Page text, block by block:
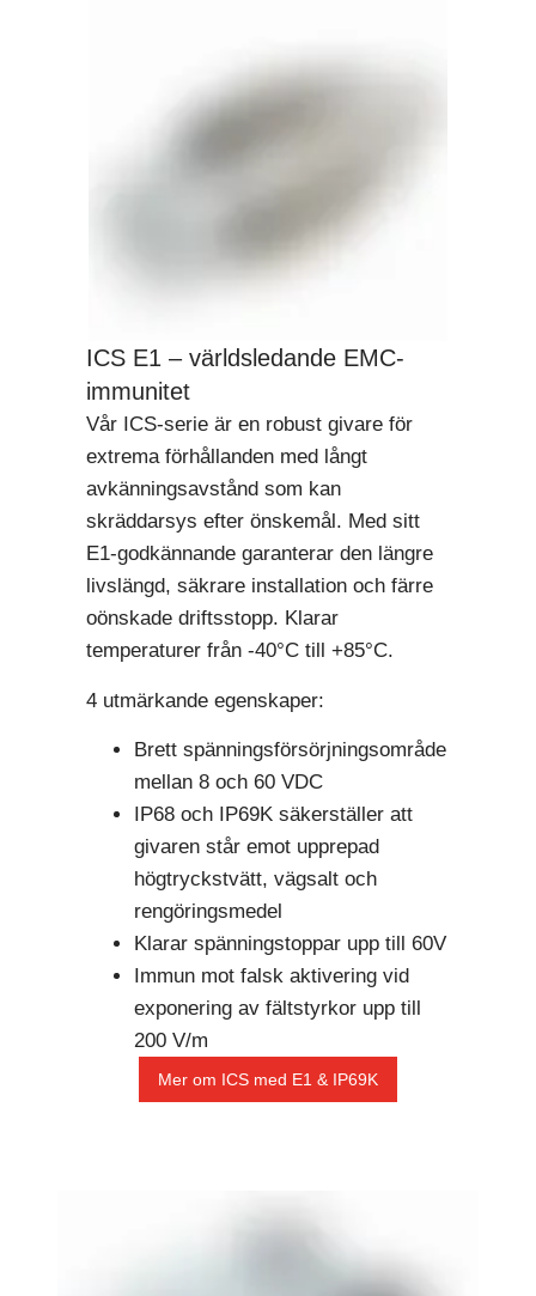
ICS E1 – världsledande EMC-
immunitet
Vår ICS-serie är en robust givare för
extrema förhållanden med långt
avkänningsavstånd som kan
skräddarsys efter önskemål. Med sitt
E1-godkännande garanterar den längre
livslängd, säkrare installation och färre
oönskade driftsstopp. Klarar
temperaturer från -40°C till +85°C.
4 utmärkande egenskaper:
Brett spänningsförsörjningsområde
mellan 8 och 60 VDC
IP68 och IP69K säkerställer att
givaren står emot upprepad
högtryckstvätt, vägsalt och
rengöringsmedel
Klarar spänningstoppar upp till 60V
Immun mot falsk aktivering vid
exponering av fältstyrkor upp till
200 V/m
Mer om ICS med E1 & IP69K